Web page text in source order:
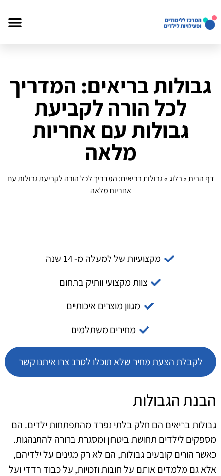
גבולות בריאים: המדריך
לכל הורה לקביעת
גבולות עם אחריות
מלאה
דף הבית»בלוג»גבולות בריאים: המדריך לכל הורה לקביעת גבולות עם
אחריות מלאה
מקצועיות של למעלה מ- 14 שנה
צוות מקצועי וותיק בתחום
מגוון מוצרים איכותיים
מחירים משתלמים
לקבלת הצעת מחיר שלא תוכלו לסרב צרו איתנו קשר
הבנת הגבולות
גבולות בריאים הם חלק בלתי נפרד מהתפתחות ילדים. הם
מספקים לילדים תחושת ביטחון ומסגרת ברורה להתנהגות.
כאשר הורים קובעים גבולות, הם לא רק מגינים על ילדיהם,
אלא גם מלמדים אותם על חובות וזכויות, על כבוד הדדי ועל